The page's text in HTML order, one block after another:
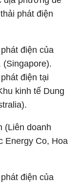
phát điện
điện của
(Singapore).
điện tại
kinh tế Dung
(Liên doanh
Energy Co, Hoa
điện của